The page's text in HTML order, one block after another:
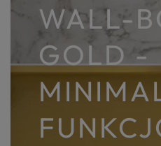
WALL-
GOLD -